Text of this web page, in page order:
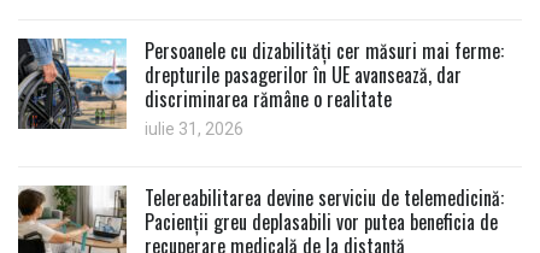
Persoanele cu dizabilități cer măsuri mai ferme:
drepturile pasagerilor în UE avansează, dar
discriminarea rămâne o realitate
iulie 31, 2026
Telereabilitarea devine serviciu de telemedicină:
Pacienții greu deplasabili vor putea beneficia de
recuperare medicală de la distanță